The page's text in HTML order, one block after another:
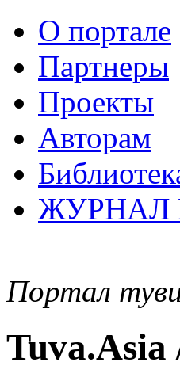
О портале
Партнеры
Проекты
Авторам
ЖУРНАЛ
Портал